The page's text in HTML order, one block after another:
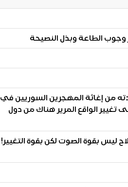
من إغاثة المهجرين السوريين في
تغيير الواقع المرير هناك من دول
ليس بقوة الصوت لكن بقوة التغيير!